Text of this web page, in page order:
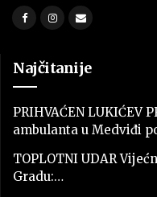
Najčitanije
PRIHVAĆEN LUKIĆEV
ambulanta u Medviđi
TOPLOTNI UDAR
Gradu:…